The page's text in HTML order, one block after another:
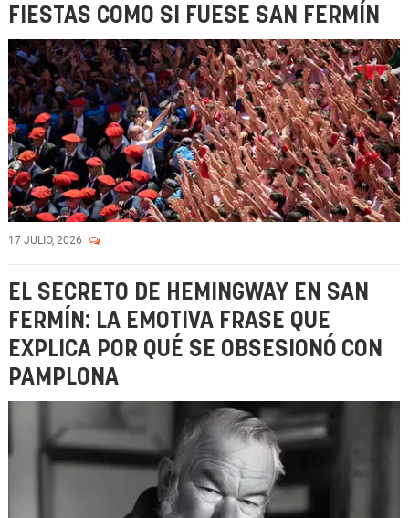
FIESTAS COMO SI FUESE SAN FERMÍN
17 JULIO, 2026
EL SECRETO DE HEMINGWAY EN SAN
FERMÍN: LA EMOTIVA FRASE QUE
EXPLICA POR QUÉ SE OBSESIONÓ CON
PAMPLONA